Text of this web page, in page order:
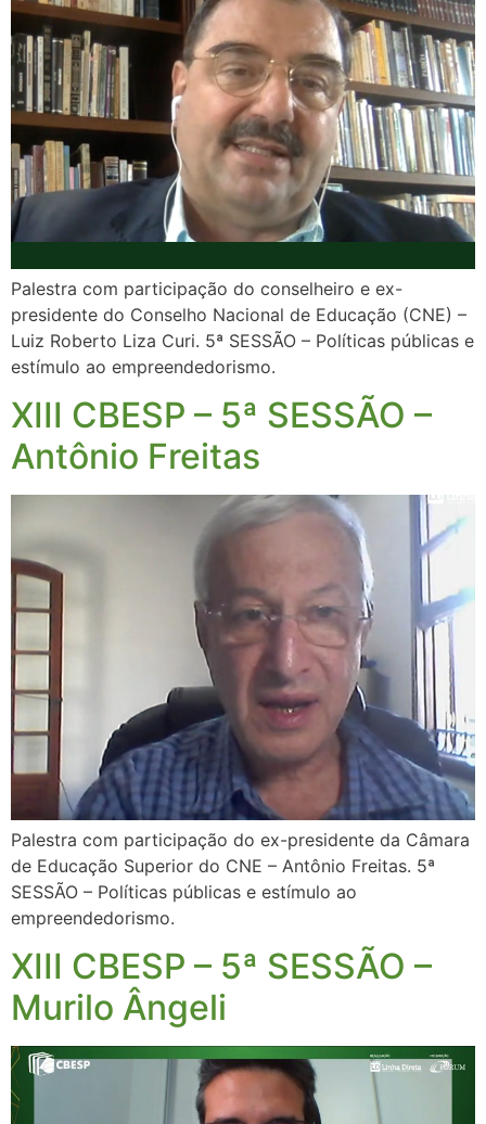
Palestra com participação do conselheiro e ex-
presidente do Conselho Nacional de Educação (CNE) –
Luiz Roberto Liza Curi. 5ª SESSÃO – Políticas públicas e
estímulo ao empreendedorismo.
XIII CBESP – 5ª SESSÃO –
Antônio Freitas
Palestra com participação do ex-presidente da Câmara
de Educação Superior do CNE – Antônio Freitas. 5ª
SESSÃO – Políticas públicas e estímulo ao
empreendedorismo.
XIII CBESP – 5ª SESSÃO –
Murilo Ângeli